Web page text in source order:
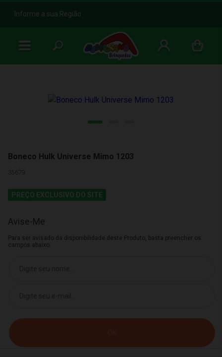
b
Informe a sua Região
Boneco Hulk Universe Mimo 1203
35679
PREÇO EXCLUSIVO DO SITE
Avise-Me
Para ser avisado da disponibilidade deste Produto, basta preencher os
campos abaixo.